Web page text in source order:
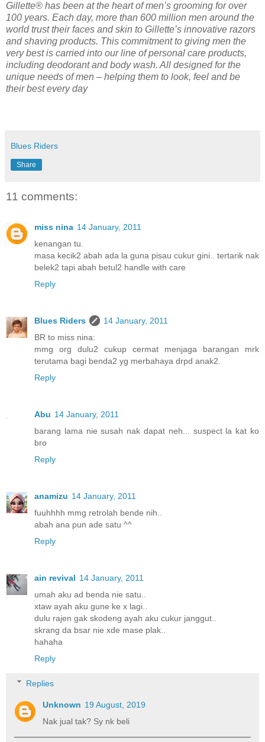
Gillette® has been at the heart of men’s grooming for over
100 years. Each day, more than 600 million men around the
world trust their faces and skin to Gillette’s innovative razors
and shaving products. This commitment to giving men the
very best is carried into our line of personal care products,
including deodorant and body wash. All designed for the
unique needs of men – helping them to look, feel and be
their best every day
Blues Riders
Share
11 comments:
miss nina 14 January, 2011
kenangan tu.
masa kecik2 abah ada la guna pisau cukur gini.. tertarik nak
belek2 tapi abah betul2 handle with care
Reply
Blues Riders
14 January, 2011
BR to miss nina:
mmg org dulu2 cukup cermat menjaga barangan mrk
terutama bagi benda2 yg merbahaya drpd anak2.
Reply
Abu 14 January, 2011
barang lama nie susah nak dapat neh... suspect la kat ko
bro
Reply
anamizu 14 January, 2011
fuuhhhh mmg retrolah bende nih..
abah ana pun ade satu ^^
Reply
ain revival 14 January, 2011
umah aku ad benda nie satu..
xtaw ayah aku gune ke x lagi..
dulu rajen gak skodeng ayah aku cukur janggut..
skrang da bsar nie xde mase plak..
hahaha
Reply
Replies
Unknown 19 August, 2019
Nak jual tak? Sy nk beli